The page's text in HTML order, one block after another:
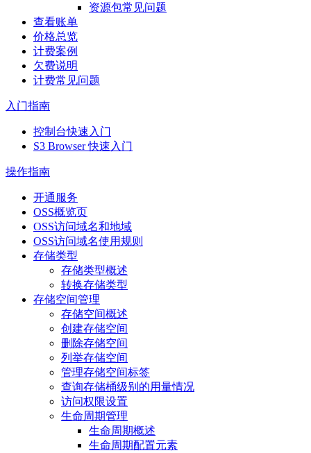
资源包常见问题
查看账单
价格总览
计费案例
欠费说明
计费常见问题
入门指南
控制台快速入门
S3 Browser 快速入门
操作指南
开通服务
OSS概览页
OSS访问域名和地域
OSS访问域名使用规则
存储类型
存储类型概述
转换存储类型
存储空间管理
存储空间概述
创建存储空间
删除存储空间
列举存储空间
管理存储空间标签
查询存储桶级别的用量情况
访问权限设置
生命周期管理
生命周期概述
生命周期配置元素